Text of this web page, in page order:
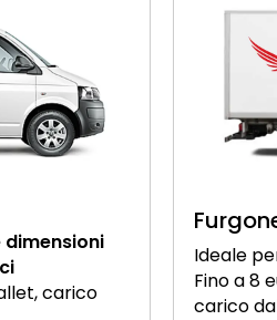
dimensioni
carico
Ideale
Fino a 8
carico